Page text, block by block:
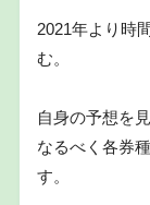
2021年より時
む。
自身の予想を
なるべく各券
す。